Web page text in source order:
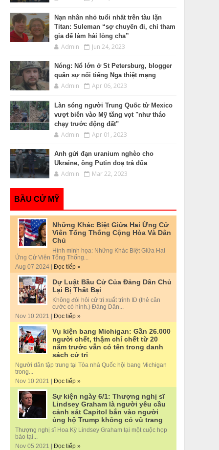
Nạn nhân nhỏ tuổi nhất trên tàu lặn
Titan: Suleman “sợ chuyến đi, chỉ tham
gia để làm hài lòng cha”
Admin Jun 24, 2023
Nóng: Nổ lớn ở St Petersburg, blogger
quân sự nổi tiếng Nga thiệt mạng
Admin Apr 06, 2023
Làn sóng người Trung Quốc từ Mexico
vượt biên vào Mỹ tăng vọt "như tháo
chạy trước động đất"
Admin Apr 01, 2023
Anh gửi đạn uranium nghèo cho
Ukraine, ông Putin doạ trả đũa
Admin Mar 22, 2023
BẦU CỬ MỸ
Những Khác Biệt Giữa Hai Ứng Cử
Viên Tổng Thống Cộng Hòa Và Dân
Chủ
Hình minh họa: Những Khác Biệt Giữa Hai
Ứng Cử Viên Tổng Thống...
Aug 07 2024 | Đọc tiếp »
Dự Luật Bầu Cử Của Đảng Dân Chủ
Lại Bị Thất Bại
Không đòi hỏi cử tri xuất trình ID (thẻ căn
cước có hình.) Đảng Dân...
Nov 10 2021 | Đọc tiếp »
Vụ kiện bang Michigan: Gần 26.000
người chết, thậm chí chết từ 20
năm trước vẫn có tên trong danh
sách cử tri
Người dân tập trung tại Tòa nhà Quốc hội bang Michigan
trong...
Nov 10 2021 | Đọc tiếp »
Sự kiện ngày 6/1: Thượng nghị sĩ
Lindsey Graham là người yêu cầu
cảnh sát Capitol bắn vào người
ủng hộ Trump không có vũ trang
Thượng nghị sĩ Hoa Kỳ Lindsey Graham tại một cuộc họp
báo tại...
Nov 05 2021 | Đọc tiếp »